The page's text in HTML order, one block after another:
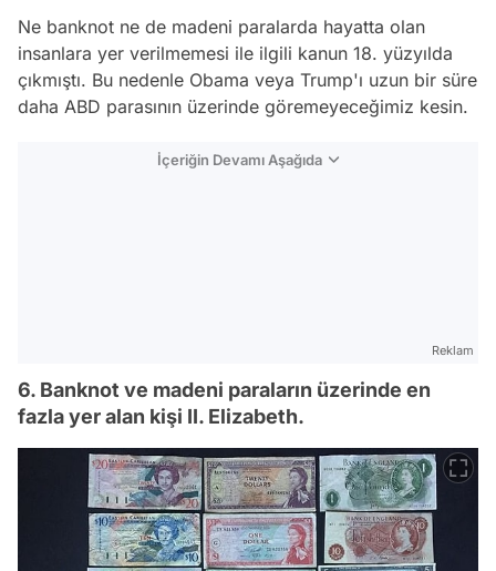
Ne banknot ne de madeni paralarda hayatta olan
insanlara yer verilmemesi ile ilgili kanun 18. yüzyılda
çıkmıştı. Bu nedenle Obama veya Trump'ı uzun bir süre
daha ABD parasının üzerinde göremeyeceğimiz kesin.
İçeriğin Devamı Aşağıda
Reklam
6. Banknot ve madeni paraların üzerinde en
fazla yer alan kişi II. Elizabeth.